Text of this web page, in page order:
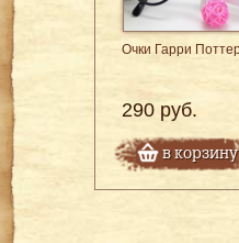
Очки Гарри
290 руб.
в корзину